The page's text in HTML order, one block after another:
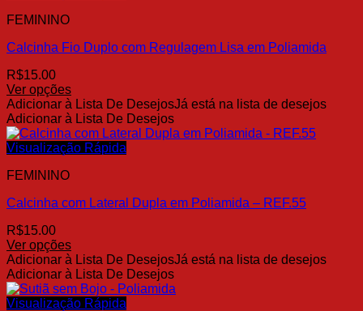
As
podem
escolhidas
na
página
do
produto
FEMININO
Calcinha Fio Duplo com Regulagem Lisa em Poliamida
R$15.00
Ver opções
Este
produto
tem
várias
As
podem
escolhidas
na
página
do
produto
Adicionar à Lista De DesejosJá está na lista de desejos
Adicionar à Lista De Desejos
Visualização Rápida
FEMININO
Calcinha com Lateral Dupla em Poliamida – REF.55
R$15.00
Ver opções
Este
produto
tem
várias
Adicionar à Lista De DesejosJá está na lista de desejos
Adicionar à Lista De Desejos
Visualização Rápida